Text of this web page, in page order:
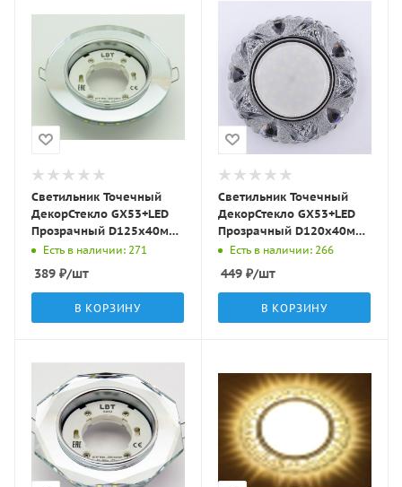
Светильник Точечный
ДекорСтекло GX53+LED
Прозрачный D125х40мм
IP20 GX001L-1 LBT
Есть в наличии: 271
389 ₽/шт
В КОРЗИНУ
Светильник Точечный
ДекорСтекло GX53+LED
Прозрачный D120х40мм
IP20 KG5319 LBT
Есть в наличии: 266
449 ₽/шт
В КОРЗИНУ